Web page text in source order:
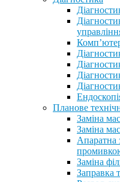
Планове
Заміна
Заміна
Апаратна
Заміна
Заправка